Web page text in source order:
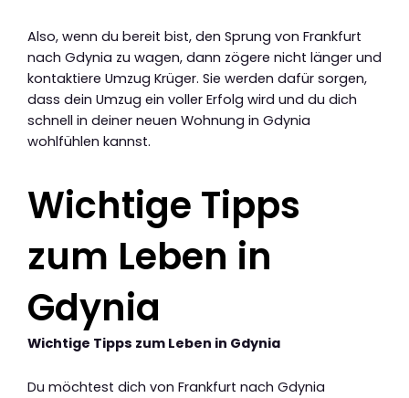
Also, wenn du bereit bist, den Sprung von Frankfurt
nach Gdynia zu wagen, dann zögere nicht länger und
kontaktiere Umzug Krüger. Sie werden dafür sorgen,
dass dein Umzug ein voller Erfolg wird und du dich
schnell in deiner neuen Wohnung in Gdynia
wohlfühlen kannst.
Wichtige Tipps
zum Leben in
Gdynia
Wichtige Tipps zum Leben in Gdynia
Du möchtest dich von Frankfurt nach Gdynia